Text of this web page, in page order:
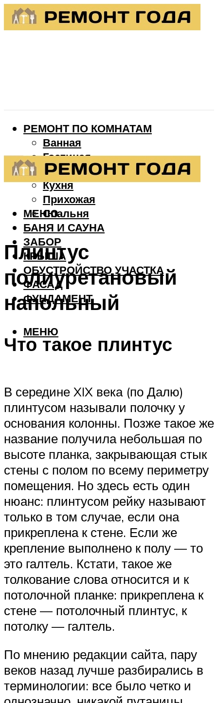
РЕМОНТ ПО КОМНАТАМ
Ванная
Гостиная
Детская
Кухня
Прихожая
Спальня
БАНЯ И САУНА
ЗАБОР
КРЫША
ОБУСТРОЙСТВО УЧАСТКА
ФАСАД
ФУНДАМЕНТ
МЕНЮ
МЕНЮ
Плинтус
полиуретановый
напольный
Что такое плинтус
В середине XIX века (по Далю)
плинтусом называли полочку у
основания колонны. Позже такое же
название получила небольшая по
высоте планка, закрывающая стык
стены с полом по всему периметру
помещения. Но здесь есть один
нюанс: плинтусом рейку называют
только в том случае, если она
прикреплена к стене. Если же
крепление выполнено к полу — то
это галтель. Кстати, такое же
толкование слова относится и к
потолочной планке: прикреплена к
стене — потолочный плинтус, к
потолку — галтель.
По мнению редакции сайта, пару
веков назад лучше разбирались в
терминологии: все было четко и